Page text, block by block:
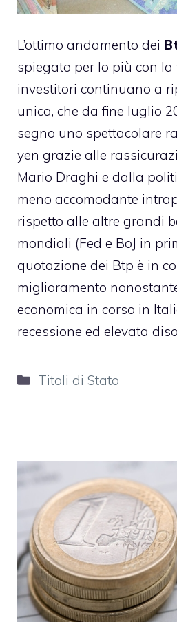
L’ottimo andamento dei
spiegato per lo più con la
investitori continuano a
unica, che da fine luglio
segno uno spettacolare
yen grazie alle
Mario Draghi e dalla
meno accomodante
rispetto alle altre grandi
mondiali (Fed e BoJ in
quotazione dei Btp è in
miglioramento
economica in corso in
recessione ed elevata
Categorie
Titoli di Stato